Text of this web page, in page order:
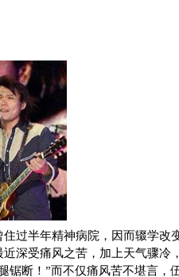
半年精神病院，因而辍学改变
受痛风之苦，加上天气骤冷
锯断！”而不仅痛风苦不堪言，